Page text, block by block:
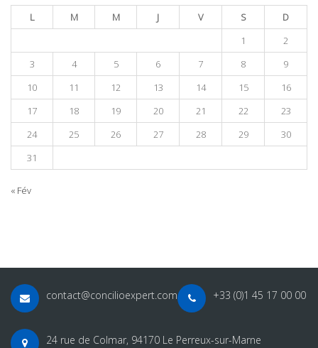
L
M M J V S
D
1
2
3
4 5 6 7 8
9
10
11 12 13 14 15
16
17
18 19 20 21 22
23
24
25 26 27 28 29
30
31
« Fév
contact@concilioexpert.com +33 (0)1 45 17 00 00
24 rue de Colmar, 94170 Le Perreux-sur-Marne